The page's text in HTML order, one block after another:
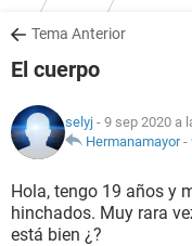
SALUD
NUTRICIÓN
BIENESTAR
Tema Anterior
El cuerpo
selyj - 9 sep 2020 a
Hermanamayor-
Hola, tengo 19 años y
hinchados. Muy rara
está bien ¿?